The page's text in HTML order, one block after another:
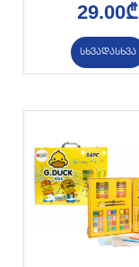
29.00₾
სხვადასხვა